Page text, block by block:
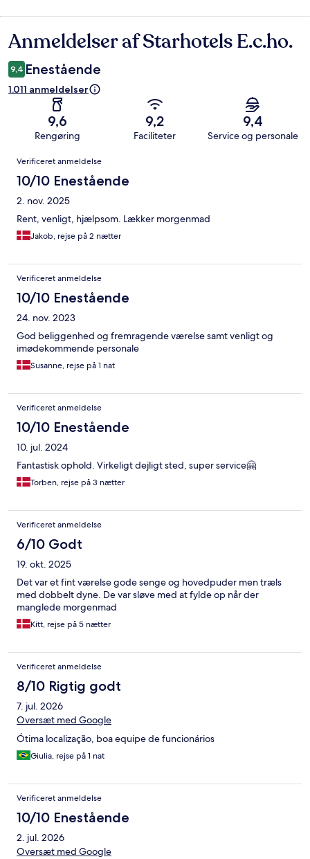
Anmeldelser
Anmeldelser af Starhotels E.c.ho.
9,4 Enestående
1.011 anmeldelser
9,6
Rengøring
9,2
Faciliteter
9,4
Service og personale
Anmeldelser
Verificeret anmeldelse
10/10 Enestående
2. nov. 2025
Rent, venligt, hjælpsom. Lækker morgenmad
Jakob, rejse på 2 nætter
Verificeret anmeldelse
10/10 Enestående
24. nov. 2023
God beliggenhed og fremragende værelse samt venligt og
imødekommende personale
Susanne, rejse på 1 nat
Verificeret anmeldelse
10/10 Enestående
10. jul. 2024
Fantastisk ophold. Virkeligt dejligt sted, super service🤗
Torben, rejse på 3 nætter
Verificeret anmeldelse
6/10 Godt
19. okt. 2025
Det var et fint værelse gode senge og hovedpuder men træls
med dobbelt dyne. De var sløve med at fylde op når der
manglede morgenmad
Kitt, rejse på 5 nætter
Verificeret anmeldelse
8/10 Rigtig godt
7. jul. 2026
Oversæt med Google
Ótima localização, boa equipe de funcionários
Giulia, rejse på 1 nat
Verificeret anmeldelse
10/10 Enestående
2. jul. 2026
Oversæt med Google